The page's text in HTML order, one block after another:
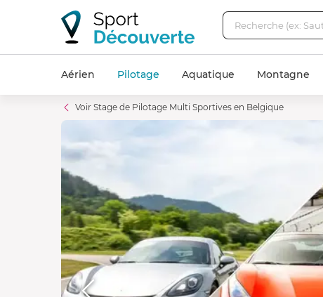
Aérien Pilotage Aquatique Montagne
Voir Stage de Pilotage Multi Sportives en Belgique